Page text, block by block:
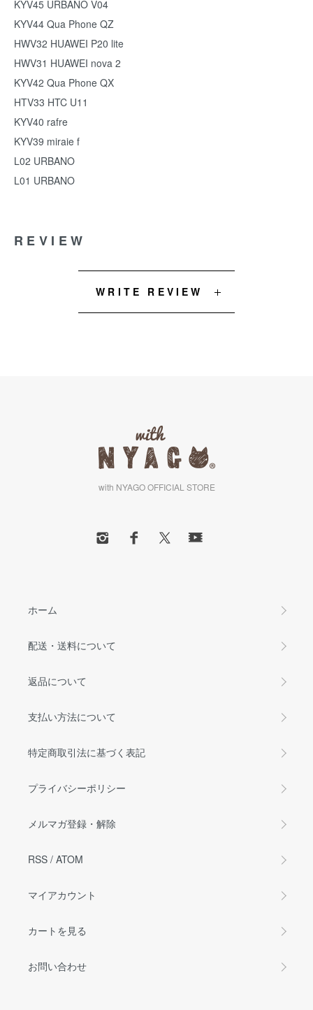
KYV45 URBANO V04
KYV44 Qua Phone QZ
HWV32 HUAWEI P20 lite
HWV31 HUAWEI nova 2
KYV42 Qua Phone QX
HTV33 HTC U11
KYV40 rafre
KYV39 miraie f
L02 URBANO
L01 URBANO
REVIEW
WRITE REVIEW
with NYAGO OFFICIAL STORE
ホーム
配送・送料について
返品について
支払い方法について
特定商取引法に基づく表記
プライバシーポリシー
メルマガ登録・解除
RSS / ATOM
マイアカウント
カートを見る
お問い合わせ